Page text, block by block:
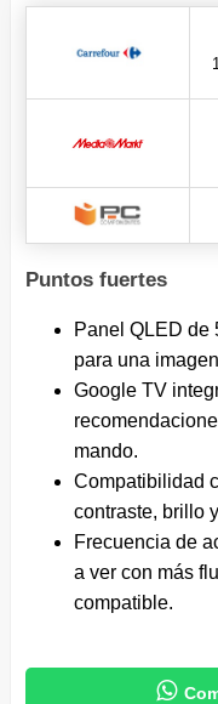
Puntos fuertes
Panel QLED de
para una
Google TV
mando.
Compatibilidad
contraste, brillo
Frecuencia de
a ver con más
compatible.
